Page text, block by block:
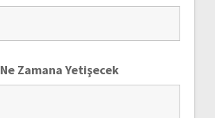
Ne Zamana Yetişecek